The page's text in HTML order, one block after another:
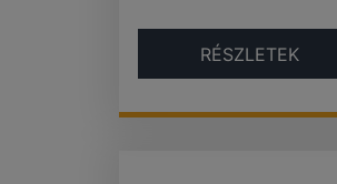
RÉSZLETEK